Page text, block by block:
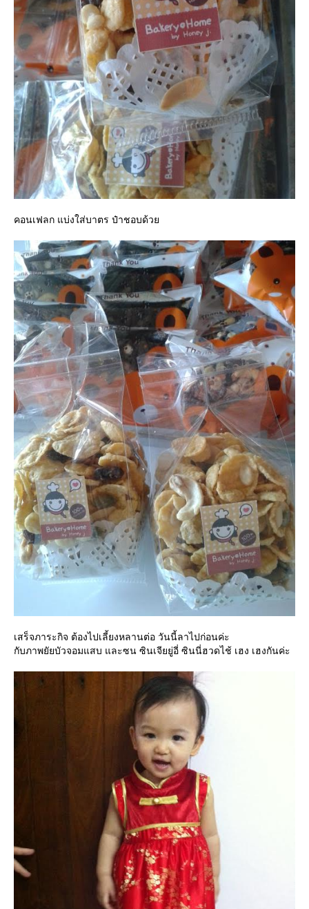
คอนเฟลก แบ่งใส่บาตร ป๋าชอบด้ว
เสร็จภาระกิจ ต้องไปเลี้ยงหลานต่อ วันนี้ลาไปก่อนค่ะ
กับภาพยัยบัวจอมแสบ และซน ซินเจียยู่อี่ ซินนี่ฮวดไช้ เฮง เฮงกันค่ะ